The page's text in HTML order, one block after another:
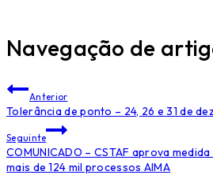
Navegação de
Anterior
Tolerância de ponto – 24, 26 e 31 de
Seguinte
COMUNICADO – CSTAF aprova
mais de 124 mil processos AIMA